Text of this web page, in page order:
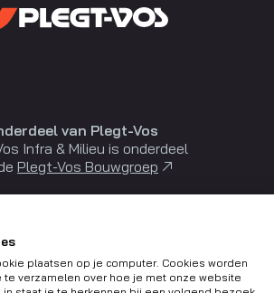
van Plegt-Vos
Infra & Milieu is onderdeel
Plegt-Vos Bouwgroep
plaatsen op je computer. Cookies worden
te verzamelen over hoe je met onze website